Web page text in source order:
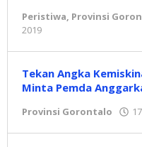
Peristiwa, Provinsi
2019
Tekan Angka
Minta Pemda
Provinsi Gorontalo